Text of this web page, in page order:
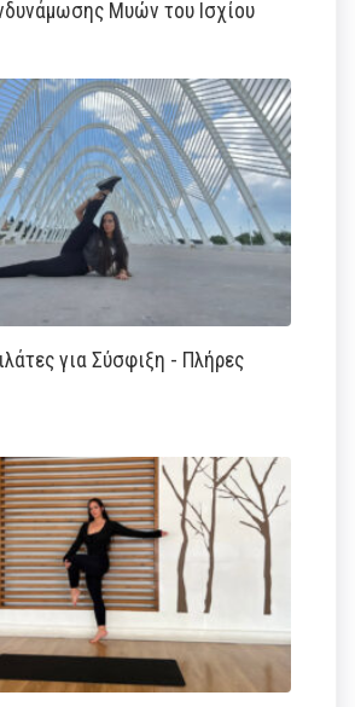
Μυών του Ισχίου
για Σύσφιξη - Πλήρες